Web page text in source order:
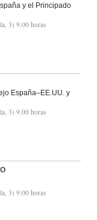
y el Principado
3) 9.00 horas
España–EE.UU. y
3) 9.00 horas
3) 9:00 horas